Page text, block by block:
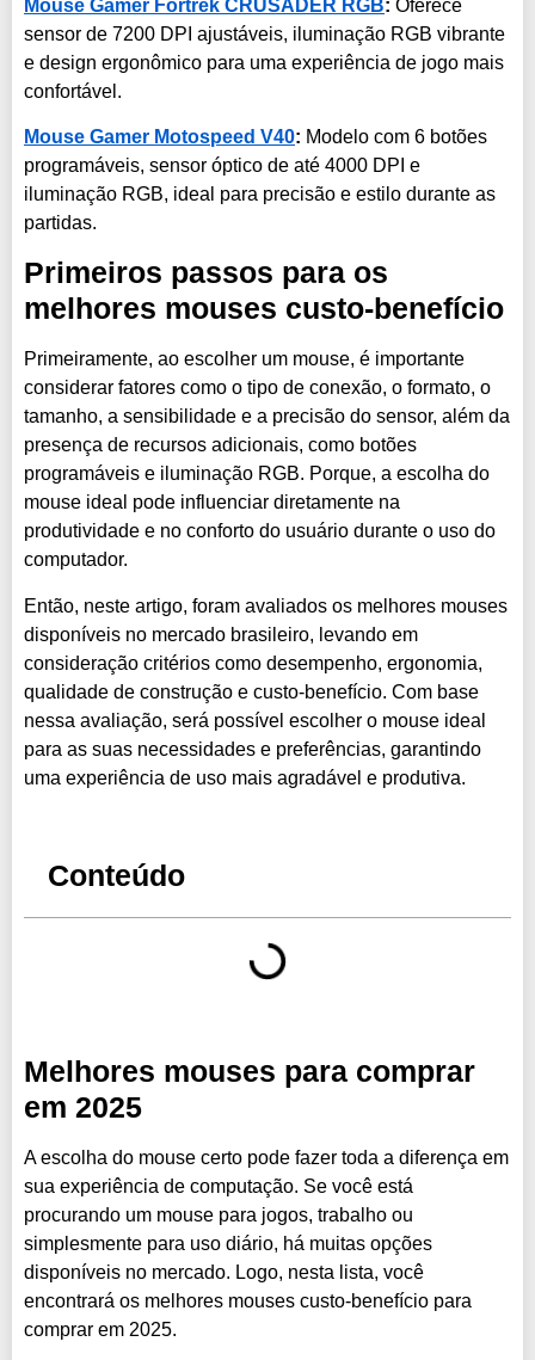
Mouse Gamer Fortrek CRUSADER RGB: Oferece
sensor de 7200 DPI ajustáveis, iluminação RGB vibrante
e design ergonômico para uma experiência de jogo mais
confortável.
Mouse Gamer Motospeed V40: Modelo com 6 botões
programáveis, sensor óptico de até 4000 DPI e
iluminação RGB, ideal para precisão e estilo durante as
partidas.
Primeiros passos para os
melhores mouses custo-benefício
Primeiramente, ao escolher um mouse, é importante
considerar fatores como o tipo de conexão, o formato, o
tamanho, a sensibilidade e a precisão do sensor, além da
presença de recursos adicionais, como botões
programáveis e iluminação RGB. Porque, a escolha do
mouse ideal pode influenciar diretamente na
produtividade e no conforto do usuário durante o uso do
computador.
Então, neste artigo, foram avaliados os melhores mouses
disponíveis no mercado brasileiro, levando em
consideração critérios como desempenho, ergonomia,
qualidade de construção e custo-benefício. Com base
nessa avaliação, será possível escolher o mouse ideal
para as suas necessidades e preferências, garantindo
uma experiência de uso mais agradável e produtiva.
Conteúdo
Melhores mouses para comprar
em 2025
A escolha do mouse certo pode fazer toda a diferença em
sua experiência de computação. Se você está
procurando um mouse para jogos, trabalho ou
simplesmente para uso diário, há muitas opções
disponíveis no mercado. Logo, nesta lista, você
encontrará os melhores mouses custo-benefício para
comprar em 2025.